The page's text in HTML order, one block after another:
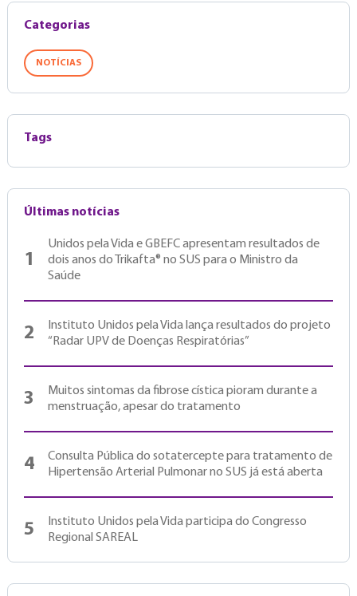
Categorias
NOTÍCIAS
Tags
Últimas notícias
1
Unidos pela Vida e GBEFC apresentam resultados de
dois anos do Trikafta® no SUS para o Ministro da
Saúde
2
Instituto Unidos pela Vida lança resultados do projeto
“Radar UPV de Doenças Respiratórias”
3
Muitos sintomas da fibrose cística pioram durante a
menstruação, apesar do tratamento
4
Consulta Pública do sotatercepte para tratamento de
Hipertensão Arterial Pulmonar no SUS já está aberta
5
Instituto Unidos pela Vida participa do Congresso
Regional SAREAL